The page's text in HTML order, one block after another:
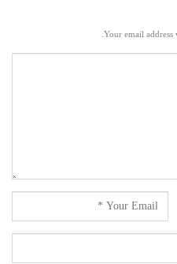
Your email address